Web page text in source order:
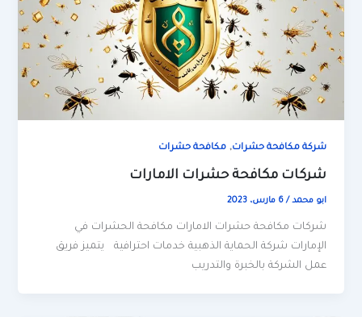
شركة مكافحة حشرات,مكافحة حشرات
شركات مكافحة حشرات الامارات
ابو محمد/6 مارس، 2023
شركات مكافحة حشرات الامارات مكافحة الحشرات في
الإمارات شركة الحماية الذهبية خدمات احترافية يتميز فريق
عمل الشركة بالخبرة والتدريب